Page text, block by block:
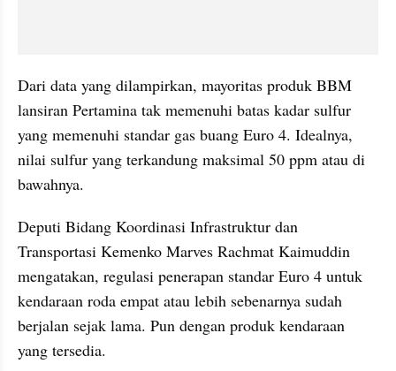
Dari data yang dilampirkan, mayoritas produk BBM
lansiran Pertamina tak memenuhi batas kadar sulfur
yang memenuhi standar gas buang Euro 4. Idealnya,
nilai sulfur yang terkandung maksimal 50 ppm atau di
bawahnya.
Deputi Bidang Koordinasi Infrastruktur dan
Transportasi Kemenko Marves Rachmat Kaimuddin
mengatakan, regulasi penerapan standar Euro 4 untuk
kendaraan roda empat atau lebih sebenarnya sudah
berjalan sejak lama. Pun dengan produk kendaraan
yang tersedia.